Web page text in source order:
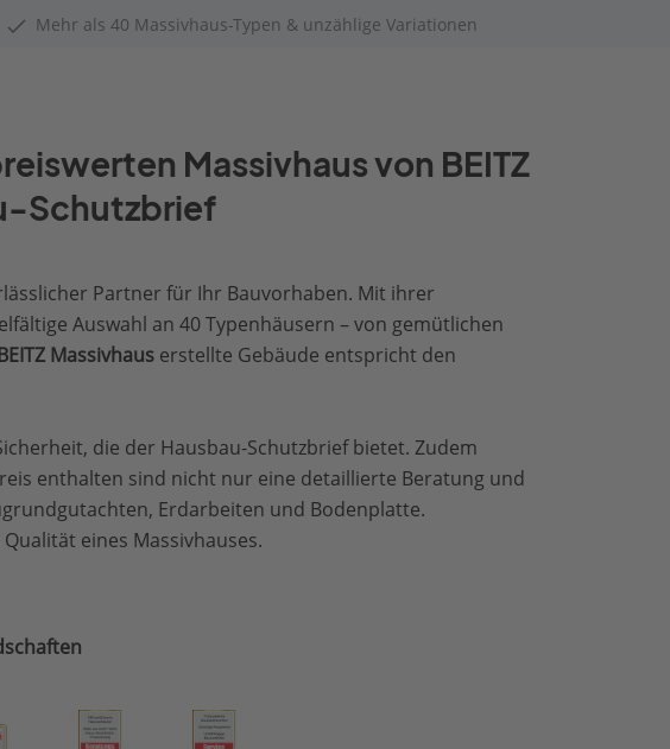
Mehr als 40 Massivhaus-Typen & unzählige Variationen
Massivhaus von BEITZ
Schutzbrief
Partner für Ihr Bauvorhaben. Mit ihrer
Auswahl an 40 Typenhäusern – von gemütlichen
Massivhaus erstellte Gebäude entspricht den
die der Hausbau-Schutzbrief bietet. Zudem
enthalten sind nicht nur eine detaillierte Beratung und
Erdarbeiten und Bodenplatte.
eines Massivhauses.